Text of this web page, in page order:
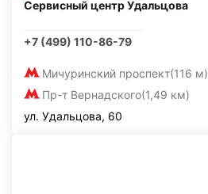
Сервисный центр Удальцова
+7 (499) 110-86-79
Мичуринский проспект(116 м)
Пр-т Вернадского(1,49 км)
ул. Удальцова, 60